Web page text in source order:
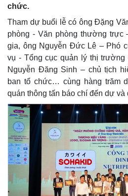
chức.
Tham dự buổi lễ có ông Đặng
phòng - Văn phòng thường trực
gia, ông Nguyễn Đức Lê – Phó
vụ - Tổng cục quản lý thị
Nguyễn Đăng Sinh – chủ tịch
ban tổ chức… cùng hàng trăm
quán thông tấn báo chí đến dự